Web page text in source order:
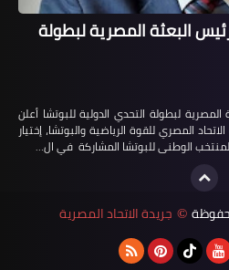
البعثة المصرية لبطولة
لبطولة التحدي الدولية للبوتشا أعلن
المصري للقوة الرياضية والبوتشا، إختيار
الوطنى للبوتشا المشاركة في ال…
© جريدة الاتحاد المصرية